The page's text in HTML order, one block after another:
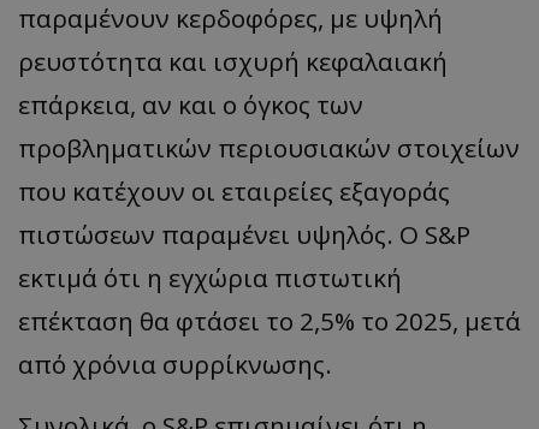
παραμένουν κερδοφόρες, με υψηλή
ρευστότητα και ισχυρή κεφαλαιακή
επάρκεια, αν και ο όγκος των
προβληματικών περιουσιακών στοιχείων
που κατέχουν οι εταιρείες εξαγοράς
πιστώσεων παραμένει υψηλός. Ο S&P
εκτιμά ότι η εγχώρια πιστωτική
επέκταση θα φτάσει το 2,5% το 2025, μετά
από χρόνια συρρίκνωσης.
__cf_bm
Cloudflare Inc.
.onesignal.com